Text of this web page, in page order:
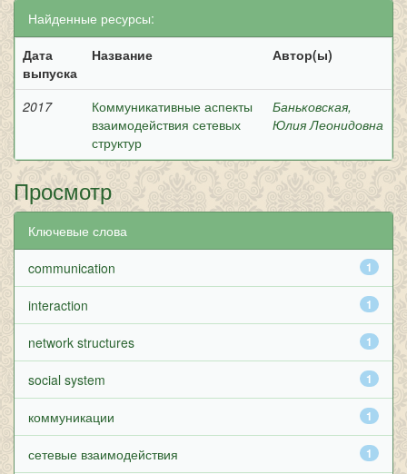
Найденные ресурсы:
Дата
выпуска
Название Автор(ы)
2017
Коммуникативные аспекты
взаимодействия сетевых
структур
Баньковская,
Юлия Леонидовна
Просмотр
Ключевые слова
1
communication
1
interaction
1
network structures
1
social system
1
коммуникации
1
сетевые взаимодействия